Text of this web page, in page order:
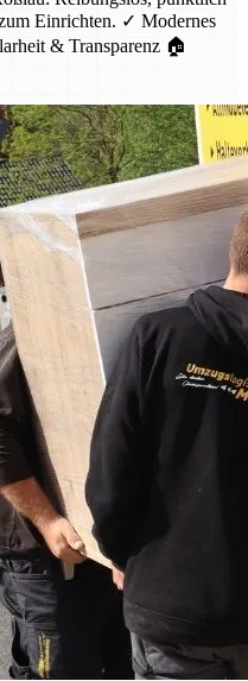
Einrichten. ✓ Modernes
& Transparenz 🏠